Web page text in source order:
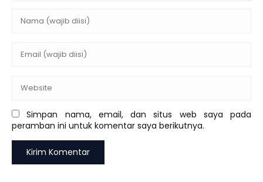
Simpan nama, email, dan situs web saya pada
peramban ini untuk komentar saya berikutnya.